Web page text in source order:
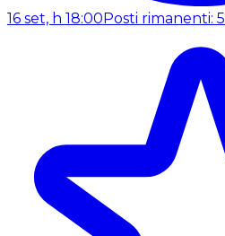
16 set, h 18:00 Posti rimanenti: 5